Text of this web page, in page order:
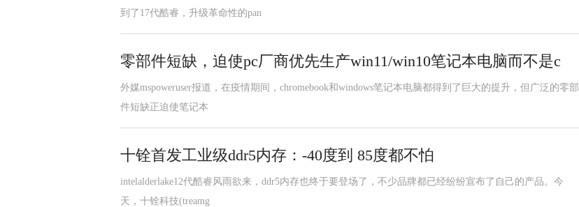
到了17代酷睿，升级革命性的pan
零部件短缺，迫使pc厂商优先生产win11/win10笔记本电脑而不是c
外媒mspoweruser报道，在疫情期间，chromebook和windows笔记本电脑都得到了巨大的提升，但广泛的零部
件短缺正迫使笔记本
十铨首发工业级ddr5内存：-40度到 85度都不怕
intelalderlake12代酷睿风雨欲来，ddr5内存也终于要登场了，不少品牌都已经纷纷宣布了自己的产品。今
天，十铨科技(treamg